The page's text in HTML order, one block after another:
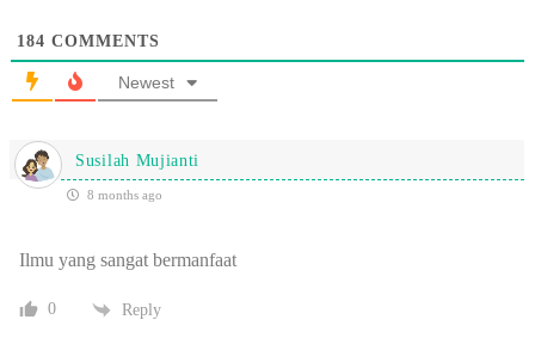
184 COMMENTS
Newest
Susilah Mujianti
8 months ago
Ilmu yang sangat bermanfaat
0 Reply